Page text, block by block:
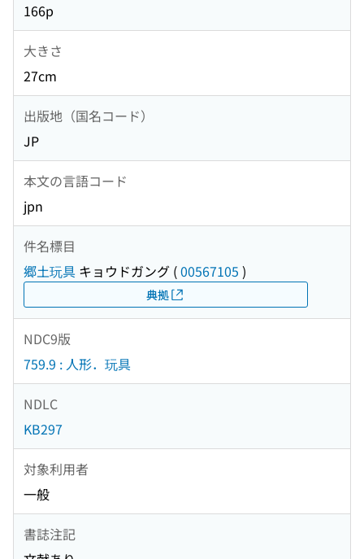
166p
大きさ
27cm
出版地（国名コード）
JP
本文の言語コード
jpn
件名標目
郷土玩具 キョウドガング (00567105 )
典拠
NDC9版
759.9 : 人形．玩具
NDLC
KB297
対象利用者
一般
書誌注記